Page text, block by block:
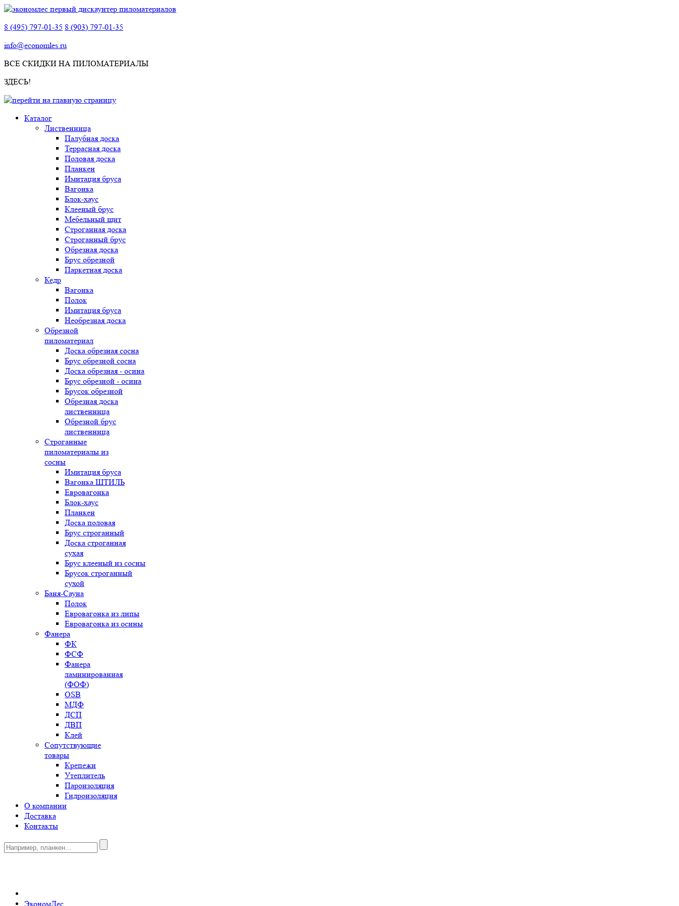
8 (495) 797-01-35 8 (903) 797-01-35
info@economles.ru
ВСЕ СКИДКИ НА ПИЛОМАТЕРИАЛЫ
ЗДЕСЬ!
Каталог
Лиственница
Палубная доска
Террасная доска
Половая доска
Планкен
Имитация бруса
Вагонка
Блок-хаус
Клееный брус
Мебельный щит
Строганная доска
Строганный брус
Обрезная доска
Брус обрезной
Паркетная доска
Кедр
Вагонка
Полок
Имитация бруса
Необрезная доска
Обрезной
пиломатериал
Доска обрезная сосна
Брус обрезной сосна
Доска обрезная - осина
Брус обрезной - осина
Брусок обрезной
Обрезная доска
лиственница
Обрезной брус
лиственница
Строганные
пиломатериалы из
сосны
Имитация бруса
Вагонка ШТИЛЬ
Евровагонка
Блок-хаус
Планкен
Доска половая
Брус строганный
Доска строганная
сухая
Брус клееный из сосны
Брусок строганный
сухой
Баня-Сауна
Полок
Евровагонка из липы
Евровагонка из осины
Фанера
ФК
ФСФ
Фанера
ламинированная
(ФОФ)
OSB
МДФ
ДСП
ДВП
Клей
Сопутствующие
товары
Крепежи
Утеплитель
Пароизоляция
Гидроизоляция
О компании
Доставка
Контакты
ЭкономЛес